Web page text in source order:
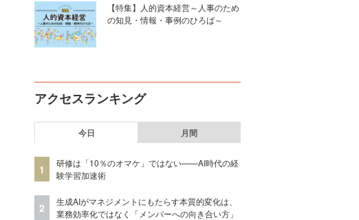
【特集】人的資本経営～人事のため
の知見・情報・事例のひろば～
アクセスランキング
今日 月間
1
研修は「10％のオマケ」ではない——AI時代の経
験学習加速術
2
生成AIがマネジメントにもたらす本質的変化は、
業務効率化ではなく「メンバーへの向き合い方」